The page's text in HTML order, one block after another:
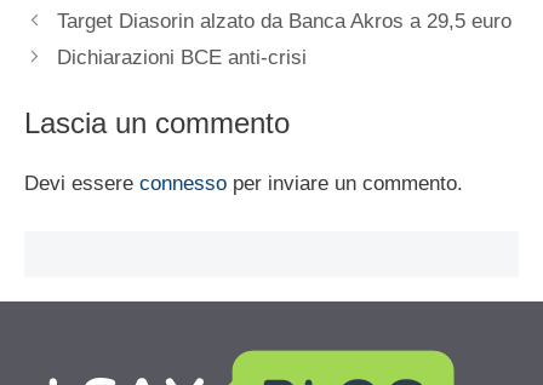
Target Diasorin alzato da Banca Akros a 29,5 euro
Dichiarazioni BCE anti-crisi
Lascia un commento
Devi essere connesso per inviare un commento.